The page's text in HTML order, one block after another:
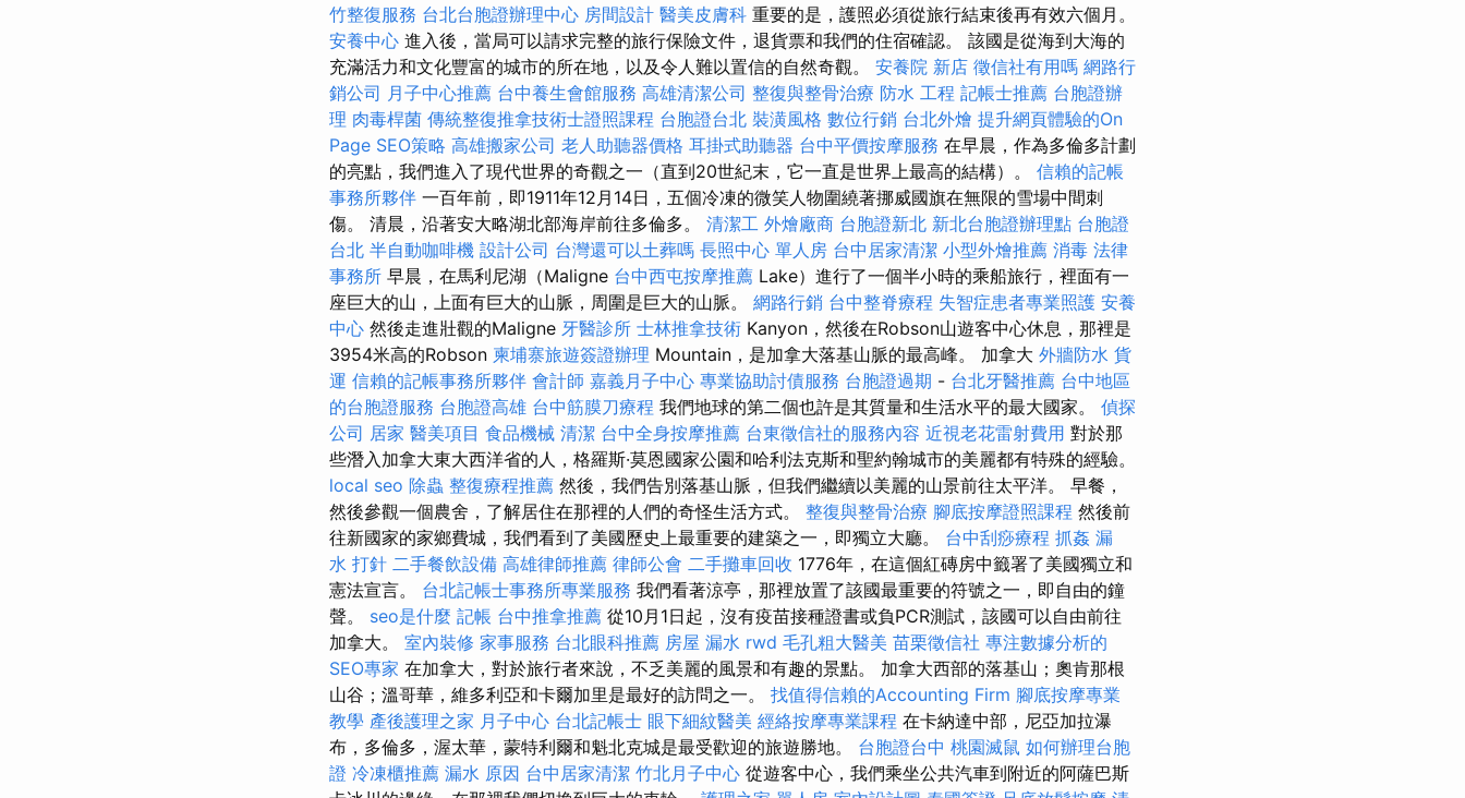
竹整復服務 台北台胞證辦理中心 房間設計 醫美皮膚科 重要的是，護照必須從旅行結束後再有效六個月。
安養中心 進入後，當局可以請求完整的旅行保險文件，退貨票和我們的住宿確認。 該國是從海到大海的
充滿活力和文化豐富的城市的所在地，以及令人難以置信的自然奇觀。 安養院 新店 徵信社有用嗎 網路行
銷公司 月子中心推薦 台中養生會館服務 高雄清潔公司 整復與整骨治療 防水 工程 記帳士推薦 台胞證辦
理 肉毒桿菌 傳統整復推拿技術士證照課程 台胞證台北 裝潢風格 數位行銷 台北外燴 提升網頁體驗的On
Page SEO策略 高雄搬家公司 老人助聽器價格 耳掛式助聽器 台中平價按摩服務 在早晨，作為多倫多計劃
的亮點，我們進入了現代世界的奇觀之一（直到20世紀末，它一直是世界上最高的結構）。 信賴的記帳
事務所夥伴 一百年前，即1911年12月14日，五個冷凍的微笑人物圍繞著挪威國旗在無限的雪場中間刺
傷。 清晨，沿著安大略湖北部海岸前往多倫多。 清潔工 外燴廠商 台胞證新北 新北台胞證辦理點 台胞證
台北 半自動咖啡機 設計公司 台灣還可以土葬嗎 長照中心 單人房 台中居家清潔 小型外燴推薦 消毒 法律
事務所 早晨，在馬利尼湖（Maligne 台中西屯按摩推薦 Lake）進行了一個半小時的乘船旅行，裡面有一
座巨大的山，上面有巨大的山脈，周圍是巨大的山脈。 網路行銷 台中整脊療程 失智症患者專業照護 安養
中心 然後走進壯觀的Maligne 牙醫診所 士林推拿技術 Kanyon，然後在Robson山遊客中心休息，那裡是
3954米高的Robson 柬埔寨旅遊簽證辦理 Mountain，是加拿大落基山脈的最高峰。 加拿大 外牆防水 貨
運 信賴的記帳事務所夥伴 會計師 嘉義月子中心 專業協助討債服務 台胞證過期 - 台北牙醫推薦 台中地區
的台胞證服務 台胞證高雄 台中筋膜刀療程 我們地球的第二個也許是其質量和生活水平的最大國家。 偵探
公司 居家 醫美項目 食品機械 清潔 台中全身按摩推薦 台東徵信社的服務內容 近視老花雷射費用 對於那
些潛入加拿大東大西洋省的人，格羅斯·莫恩國家公園和哈利法克斯和聖約翰城市的美麗都有特殊的經驗。
local seo 除蟲 整復療程推薦 然後，我們告別落基山脈，但我們繼續以美麗的山景前往太平洋。 早餐，
然後參觀一個農舍，了解居住在那裡的人們的奇怪生活方式。 整復與整骨治療 腳底按摩證照課程 然後前
往新國家的家鄉費城，我們看到了美國歷史上最重要的建築之一，即獨立大廳。 台中刮痧療程 抓姦 漏
水 打針 二手餐飲設備 高雄律師推薦 律師公會 二手攤車回收 1776年，在這個紅磚房中籤署了美國獨立和
憲法宣言。 台北記帳士事務所專業服務 我們看著涼亭，那裡放置了該國最重要的符號之一，即自由的鐘
聲。 seo是什麼 記帳 台中推拿推薦 從10月1日起，沒有疫苗接種證書或負PCR測試，該國可以自由前往
加拿大。 室內裝修 家事服務 台北眼科推薦 房屋 漏水 rwd 毛孔粗大醫美 苗栗徵信社 專注數據分析的
SEO專家 在加拿大，對於旅行者來說，不乏美麗的風景和有趣的景點。 加拿大西部的落基山；奧肯那根
山谷；溫哥華，維多利亞和卡爾加里是最好的訪問之一。 找值得信賴的Accounting Firm 腳底按摩專業
教學 產後護理之家 月子中心 台北記帳士 眼下細紋醫美 經絡按摩專業課程 在卡納達中部，尼亞加拉瀑
布，多倫多，渥太華，蒙特利爾和魁北克城是最受歡迎的旅遊勝地。 台胞證台中 桃園滅鼠 如何辦理台胞
證 冷凍櫃推薦 漏水 原因 台中居家清潔 竹北月子中心 從遊客中心，我們乘坐公共汽車到附近的阿薩巴斯